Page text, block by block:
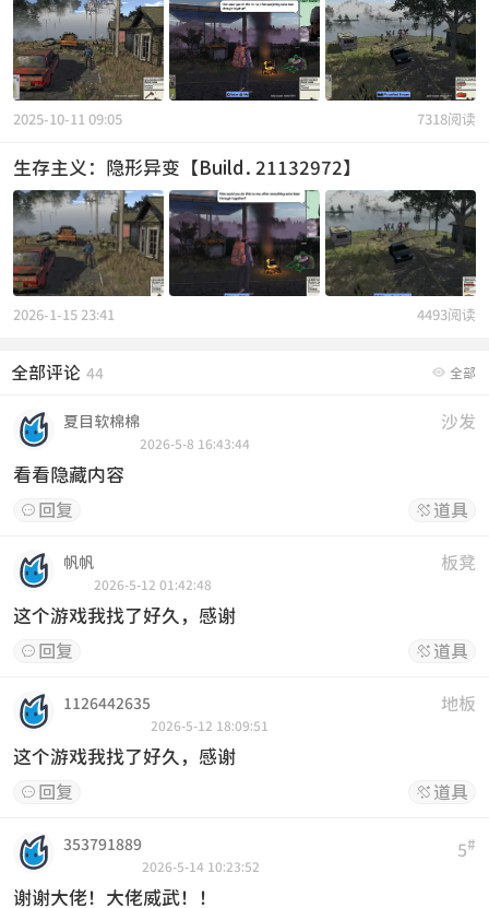
7318阅读
2025-10-11 09:05
生存主义：隐形异变【Build.21132972】
4493阅读
2026-1-15 23:41
 全部
全部评论 44
沙发
夏目软棉棉
2026-5-8 16:43:44
看看隐藏内容
 回复  道具
板凳
帆帆
2026-5-12 01:42:48
这个游戏我找了好久，感谢
 回复  道具
地板
1126442635
2026-5-12 18:09:51
这个游戏我找了好久，感谢
 回复  道具
5#
353791889
2026-5-14 10:23:52
谢谢大佬！大佬威武！！